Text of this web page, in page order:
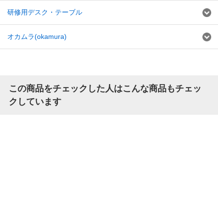
研修用デスク・テーブル
オカムラ(okamura)
この商品をチェックした人はこんな商品もチェッ
クしています